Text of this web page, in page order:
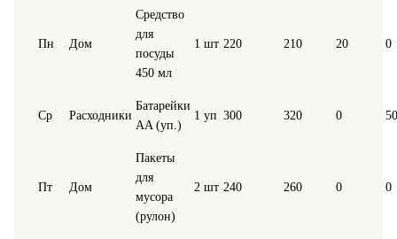
Пн Дом
Средство
для
посуды
450 мл
1 шт 220 210 20 0
Ср Расходники
Батарейки
AA (уп.)
1 уп 300 320 0 50
Пт Дом
Пакеты
для
мусора
(рулон)
2 шт 240 260 0 0